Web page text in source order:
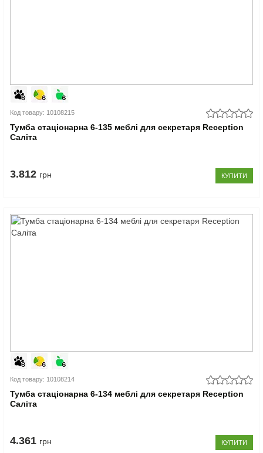
Код товару: 10108215
Тумба стаціонарна 6-135 меблі для секретаря Reception
Саліта
3.812 грн КУПИТИ
Код товару: 10108214
Тумба стаціонарна 6-134 меблі для секретаря Reception
Саліта
4.361 грн КУПИТИ